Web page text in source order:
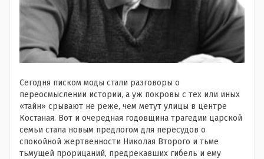
Сегодня писком моды стали разговоры о
переосмыслении истории, а уж покровы с тех или иных
«тайн» срывают не реже, чем метут улицы в центре
Костаная. Вот и очередная годовщина трагедии царской
семьи стала новым предлогом для пересудов о
спокойной жертвенности Николая Второго и тьме
тьмущей прорицаний, предрекавших гибель и ему